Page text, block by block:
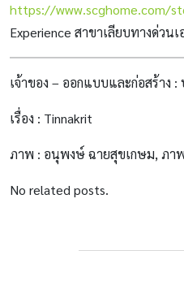
https://www.scghome.com/
Experience สาขาเลียบทางด่วน
เจ้าของ – ออกแบบและก่อสร้าง
เรื่อง : Tinnakrit
ภาพ : อนุพงษ์ ฉายสุขเกษม, ภา
No related posts.